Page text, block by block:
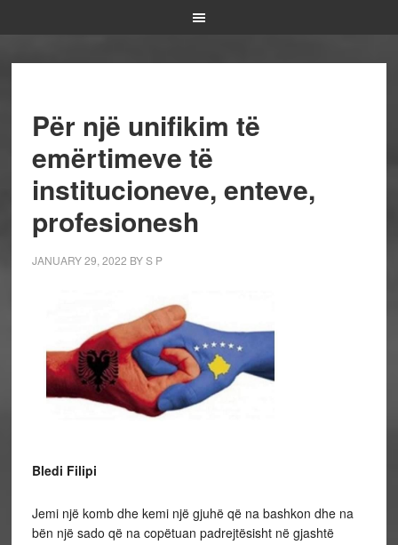
Për një unifikim të
emërtimeve të
institucioneve, enteve,
profesionesh
JANUARY 29, 2022 BYS P
Bledi Filipi
Jemi një komb dhe kemi një gjuhë që na bashkon dhe na
bën një sado që na copëtuan padrejtësisht në gjashtë